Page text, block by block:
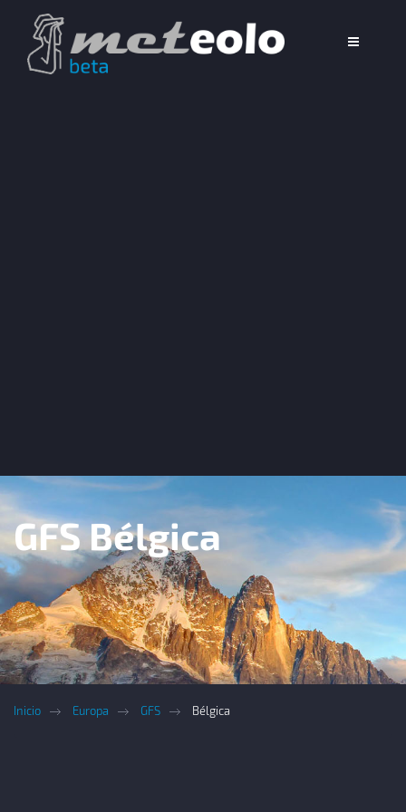
GFS Bélgica
Inicio Europa GFS Bélgica